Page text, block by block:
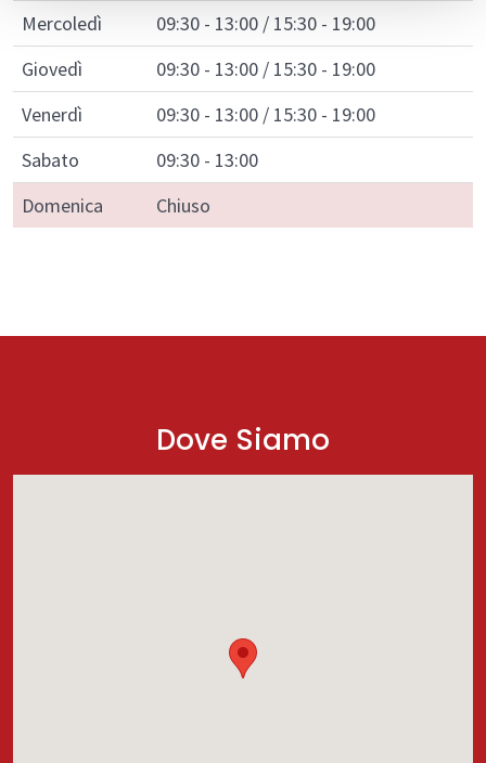
Mercoledì
09:30 - 13:00 / 15:30 - 19:00
Giovedì
09:30 - 13:00 / 15:30 - 19:00
Venerdì
09:30 - 13:00 / 15:30 - 19:00
Sabato
09:30 - 13:00
Domenica
Chiuso
Dove Siamo